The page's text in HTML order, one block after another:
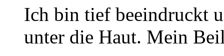
Ich bin tief beeindruckt
unter die Haut. Mein